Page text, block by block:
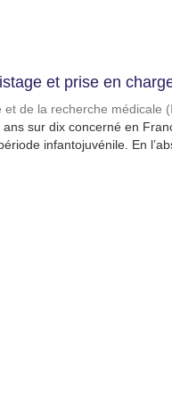
et prise en
et de la recherche médicale
ans sur dix concerné en
infantojuvénile. En